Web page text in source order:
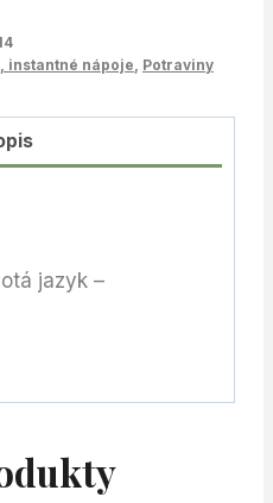
instantné nápoje Potraviny
jazyk –